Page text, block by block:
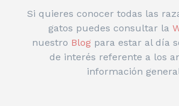
Si quieres conocer todas las
gatos puedes consultar la
nuestro Blog para estar al día
de interés referente a los
información